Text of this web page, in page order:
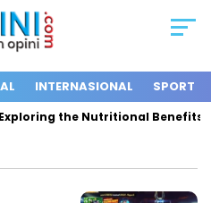
INTERNASIONAL SPORT
the Nutritional Benefits